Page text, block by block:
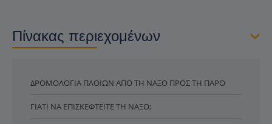
Πίνακας περιεχομένων
ΔΡΟΜΟΛΌΓΙΑ ΠΛΟΊΩΝ ΑΠΌ ΤΗ ΝΆΞΟ ΠΡΟΣ ΤΗ ΠΆΡΟ
ΓΙΑΤΊ ΝΑ ΕΠΙΣΚΕΦΤΕΊΤΕ ΤΗ ΝΆΞΟ;